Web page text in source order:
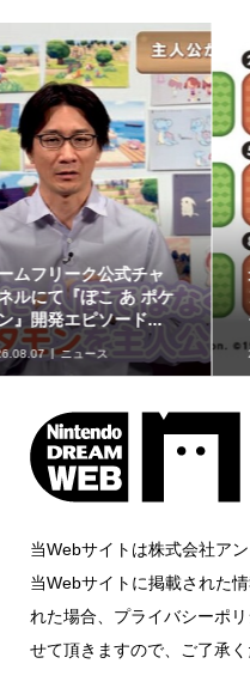
最初のパートナーポケモ
ンなど30種！「ポケット
モンスター30周年 ミニ...
2026.08.07 グッズ情報
当Webサイトは株式会社ア
当Webサイトに掲載された
れた場合、プライバシーポ
せて頂きますので、ご了承く